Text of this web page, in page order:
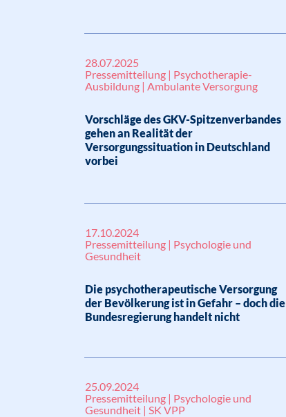
28.07.2025
Pressemitteilung | Psychotherapie-
Ausbildung | Ambulante Versorgung
Vorschläge des GKV-Spitzenverbandes
gehen an Realität der
Versorgungssituation in Deutschland
vorbei
17.10.2024
Pressemitteilung | Psychologie und
Gesundheit
Die psychotherapeutische Versorgung
der Bevölkerung ist in Gefahr – doch die
Bundesregierung handelt nicht
25.09.2024
Pressemitteilung | Psychologie und
Gesundheit | SK VPP